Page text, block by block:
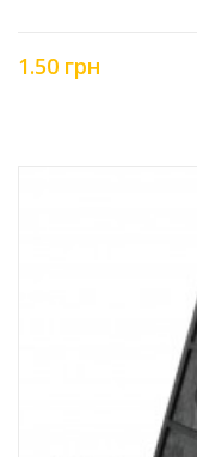
1.50 грн